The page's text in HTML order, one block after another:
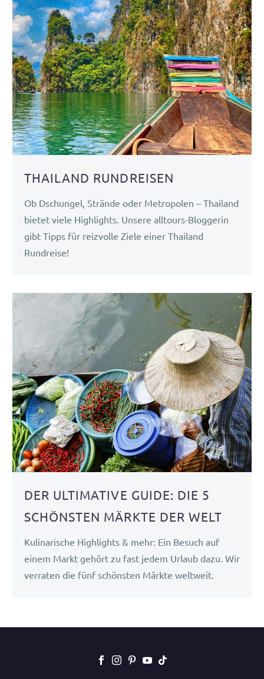
THAILAND RUNDREISEN
Ob Dschungel, Strände oder Metropolen – Thailand
bietet viele Highlights. Unsere alltours-Bloggerin
gibt Tipps für reizvolle Ziele einer Thailand
Rundreise!
DER ULTIMATIVE GUIDE: DIE 5
SCHÖNSTEN MÄRKTE DER WELT
Kulinarische Highlights & mehr: Ein Besuch auf
einem Markt gehört zu fast jedem Urlaub dazu. Wir
verraten die fünf schönsten Märkte weltweit.